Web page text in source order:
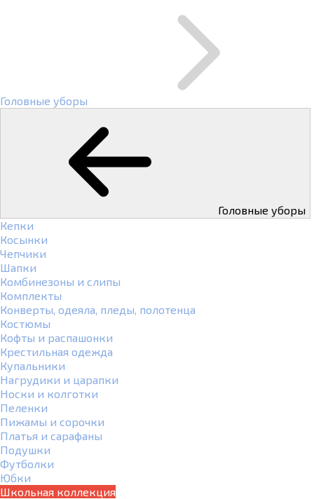
Головные уборы
Головные уборы
Кепки
Косынки
Чепчики
Шапки
Комбинезоны и слипы
Комплекты
Конверты, одеяла, пледы, полотенца
Костюмы
Кофты и распашонки
Крестильная одежда
Купальники
Нагрудики и царапки
Носки и колготки
Пеленки
Пижамы и сорочки
Платья и сарафаны
Подушки
Футболки
Юбки
Школьная коллекция